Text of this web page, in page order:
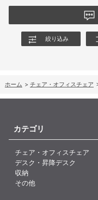
絞り込み
ホーム > チェア・オフィスチェア
カテゴリ
チェア・オフィスチェア
デスク・昇降デスク
収納
その他